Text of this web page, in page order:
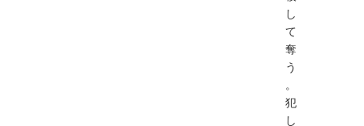
し
て
奪
う
。
犯
し